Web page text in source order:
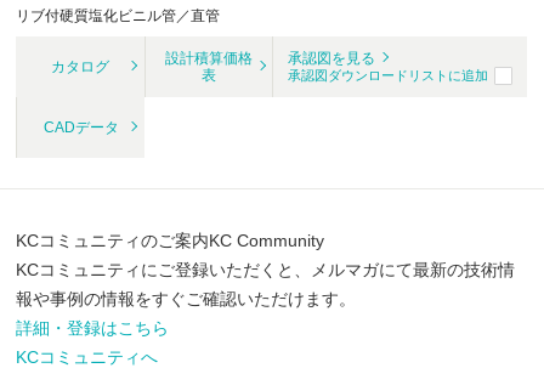
リブ付硬質塩化ビニル管／直管
カタログ
設計積算価格
表
承認図を見る
承認図ダウンロードリストに追加
CADデータ
KCコミュニティのご案内KC Community
KCコミュニティにご登録いただくと、メルマガにて最新の技術情
報や事例の情報をすぐご確認いただけます。
詳細・登録はこちら
KCコミュニティへ